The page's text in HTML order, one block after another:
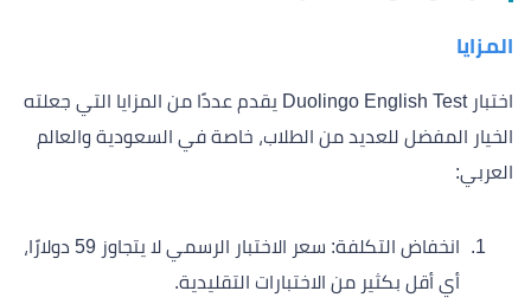
المزايا
اختبار Duolingo English Test يقدم عددًا من المزايا التي جعلته
الخيار المفضل للعديد من الطلاب، خاصة في السعودية والعالم
العربي:
انخفاض التكلفة: سعر الاختبار الرسمي لا يتجاوز 59 دولارًا،
أي أقل بكثير من الاختبارات التقليدية.